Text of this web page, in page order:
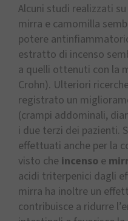
Alcuni studi realizzati
mirra e camomilla
potere
estratto di incenso
a quelli ottenuti con la
Crohn). Ulteriori
registrato un
(crampi addominali,
i due terzi dei pazienti.
effettuati anche per la
visto che incenso e
acidi triterpenici dagli
mirra ha inoltre un
contribuisce a ridurre